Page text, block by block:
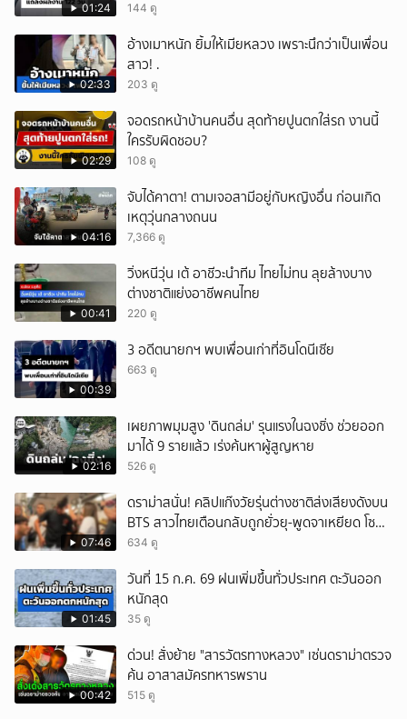
01:24 144 ดู
02:33
อ้างเมาหนัก ยิ้มให้เมียหลวง เพราะนึกว่าเป็นเพื่อน
สาว! .
203 ดู
02:29
จอดรถหน้าบ้านคนอื่น สุดท้ายปูนตกใส่รถ งานนี้
ใครรับผิดชอบ?
108 ดู
04:16
จับได้คาตา! ตามเจอสามีอยู่กับหญิงอื่น ก่อนเกิด
เหตุวุ่นกลางถนน
7,366 ดู
00:41
วิ่งหนีวุ่น เต้ อาชีวะนำทีม ไทยไม่ทน ลุยล้างบาง
ต่างชาติแย่งอาชีพคนไทย
220 ดู
00:39
3 อดีตนายกฯ พบเพื่อนเก่าที่อินโดนีเซีย
663 ดู
02:16
เผยภาพมุมสูง 'ดินถล่ม' รุนแรงในฉงชิ่ง ช่วยออก
มาได้ 9 รายแล้ว เร่งค้นหาผู้สูญหาย
526 ดู
07:46
ดราม่าสนั่น! คลิปแก๊งวัยรุ่นต่างชาติส่งเสียงดังบน
BTS สาวไทยเตือนกลับถูกยั่วยุ-พูดจาเหยียด โซ
เชียลวิจารณ์เดือด
634 ดู
01:45
วันที่ 15 ก.ค. 69 ฝนเพิ่มขึ้นทั่วประเทศ ตะวันออก
หนักสุด
35 ดู
00:42
ด่วน! สั่งย้าย "สารวัตรทางหลวง" เซ่นดราม่าตรวจ
ค้น อาสาสมัครทหารพราน
515 ดู